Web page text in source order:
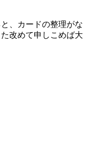
、カードの整理がな
改めて申しこめば大